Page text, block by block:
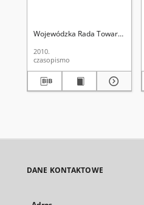
Wojewódzka Rada Towarzystw
2010.
czasopismo
DANE KONTAKTOWE